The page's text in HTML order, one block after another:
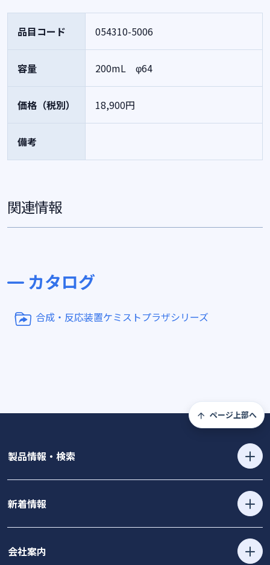
品目コード 054310-5006
容量 200mL φ64
価格（税別） 18,900円
備考
関連情報
カタログ
合成・反応装置ケミストプラザシリーズ
ページ上部へ
製品情報・検索
新着情報
会社案内